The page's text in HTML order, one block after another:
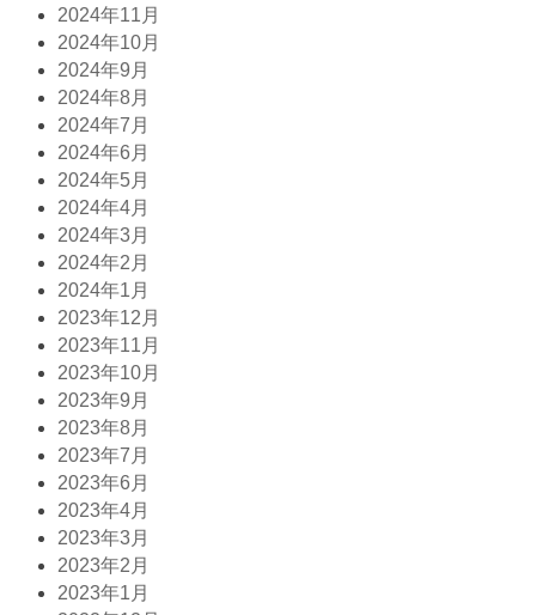
2024年11月
2024年10月
2024年9月
2024年8月
2024年7月
2024年6月
2024年5月
2024年4月
2024年3月
2024年2月
2024年1月
2023年12月
2023年11月
2023年10月
2023年9月
2023年8月
2023年7月
2023年6月
2023年4月
2023年3月
2023年2月
2023年1月